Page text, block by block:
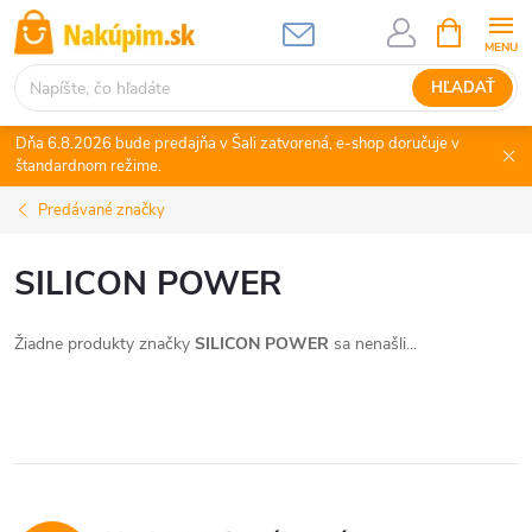
Prejsť
na
obsah
HĽADAŤ
KOŠÍK
Dňa 6.8.2026 bude predajňa v Šali zatvorená, e-shop doručuje v
štandardnom režime.
Predávané značky
SILICON POWER
Žiadne produkty značky SILICON POWER sa nenašli...